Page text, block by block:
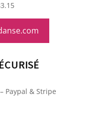
Paypal & Stripe